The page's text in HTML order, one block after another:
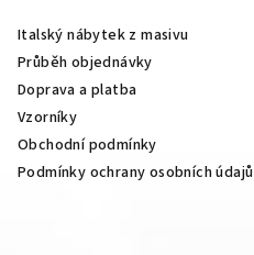
Italský nábytek z masivu
Průběh objednávky
Doprava a platba
Vzorníky
Obchodní podmínky
Podmínky ochrany osobních údajů